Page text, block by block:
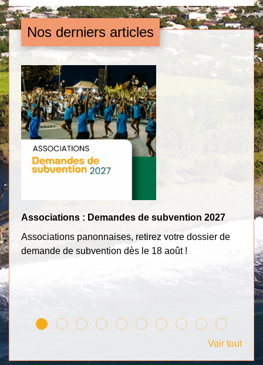
Nos derniers articles
Associations : Demandes de subvention 2027
Associations panonnaises, retirez votre dossier de
demande de subvention dès le 18 août !
Voir tout